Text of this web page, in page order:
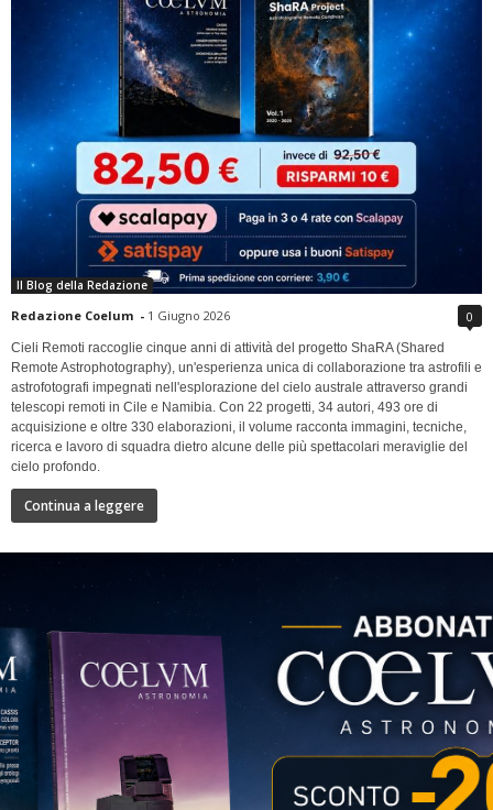
Il Blog della Redazione
Redazione Coelum - 1 Giugno 2026 0
Cieli Remoti raccoglie cinque anni di attività del progetto ShaRA (Shared
Remote Astrophotography), un'esperienza unica di collaborazione tra astrofili e
astrofotografi impegnati nell'esplorazione del cielo australe attraverso grandi
telescopi remoti in Cile e Namibia. Con 22 progetti, 34 autori, 493 ore di
acquisizione e oltre 330 elaborazioni, il volume racconta immagini, tecniche,
ricerca e lavoro di squadra dietro alcune delle più spettacolari meraviglie del
cielo profondo.
Continua a leggere